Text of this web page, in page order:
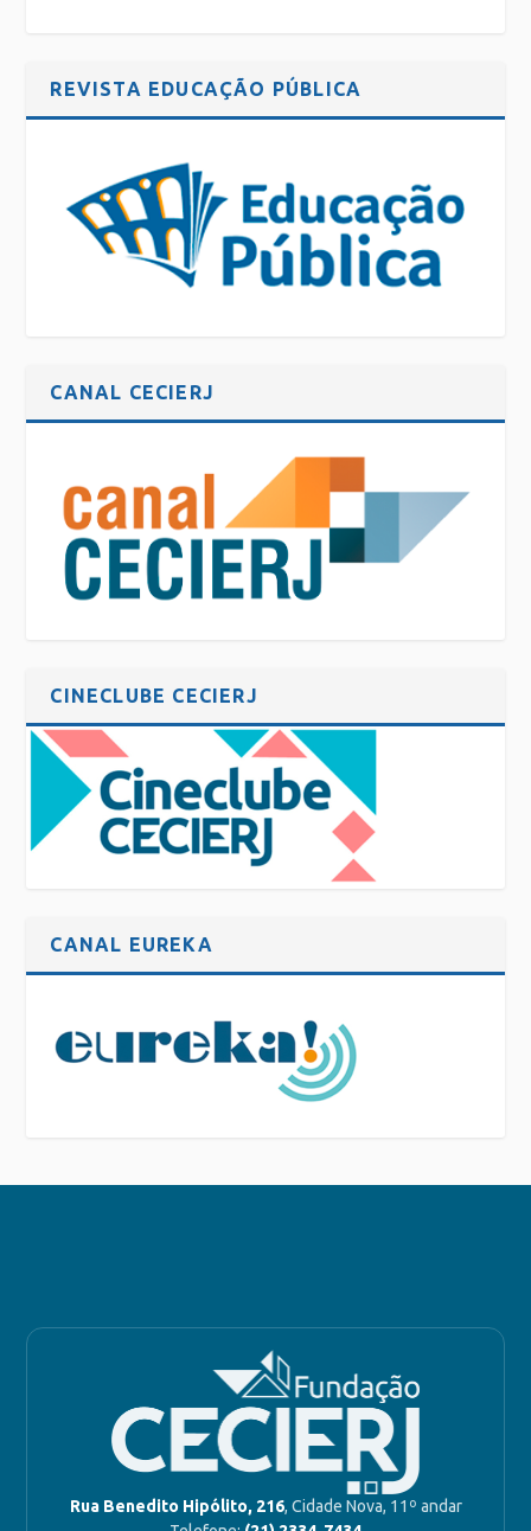
REVISTA EDUCAÇÃO PÚBLICA
CANAL CECIERJ
CINECLUBE CECIERJ
CANAL EUREKA
Rua Benedito Hipólito, 216, Cidade Nova, 11º andar